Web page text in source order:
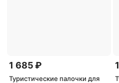
1 685 ₽
Туристические палочки для